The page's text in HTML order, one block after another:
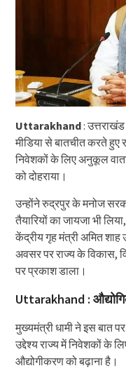
Uttarakhand:
मीडिया से बातचीत करते हुए
निवेशकों के लिए अनुकूल
को दोहराया।
उन्होंने रुद्रपुर के मनोज
तैयारियों का जायजा भी
केंद्रीय गृह मंत्री अमित
अवसर पर राज्य के विकास,
पर प्रकाश डाला।
Uttarakhand :
मुख्यमंत्री धामी ने इस बात
उद्देश्य राज्य में निवेशकों के
औद्योगीकरण को बढ़ाना है।